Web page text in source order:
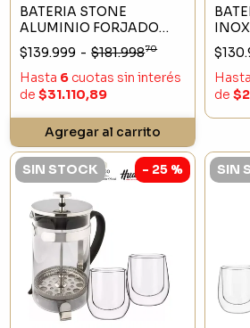
BATERIA STONE
ALUMINIO FORJADO
ANTIADHERENTE
GRANITO 5
PIEZAS(PROXIMOS
INGRESOS)
$139.999 - $181.99870
Hasta 6 cuotas sin interés
de$31.110,89
Agregar al carrito
Hasta
de
SIN STOCK - 25 % SIN